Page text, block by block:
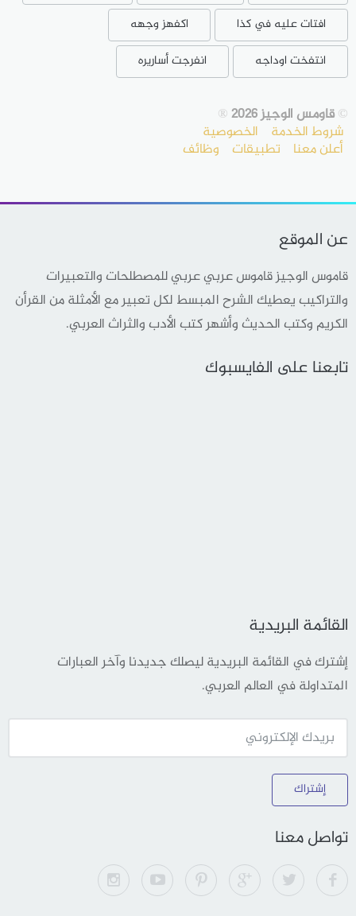
افتات عليه في كذا
اكفهز وجهه
انتفخت اوداجه
انفرجت أساريره
©قاومس الوجيز 2026 ®
شروط الخدمة الخصوصية
أعلن معنا تطبيقات وظائف
عن الموقع
قاموس الوجيز قاموس عربي عربي للمصطلحات والتعبيرات
والتراكيب يعطيك الشرح المبسط لكل تعبير مع الأمثلة من القرأن
الكريم وكتب الحديث وأشهر كتب الأدب والثراث العربي.
تابعنا على الفايسبوك
القائمة البريدية
إشترك في القائمة البريدية ليصلك جديدنا وآخر العبارات
المتداولة في العالم العربي.
إشتراك
تواصل معنا